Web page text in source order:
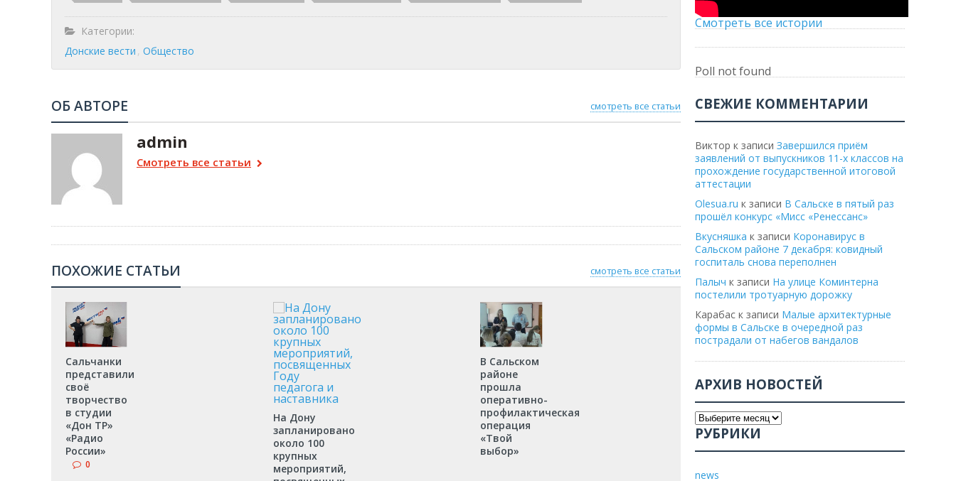
Категории:
Донские вести Общество
смотреть все статьи
ОБ АВТОРЕ
admin
Смотреть все статьи
смотреть все статьи
ПОХОЖИЕ СТАТЬИ
Сальчанки
представили
своё
творчество
в студии
«Дон ТР»
«Радио
России»
0
На Дону
запланировано
около 100
крупных
мероприятий,
В Сальском
районе
прошла
оперативно-
профилактическая
операция
«Твой
выбор»
Смотреть все истории
Poll not found
СВЕЖИЕ КОММЕНТАРИИ
Виктор к записи Завершился приём
заявлений от выпускников 11-х классов на
прохождение государственной итоговой
аттестации
Olesua.ru к записи В Сальске в пятый раз
прошёл конкурс «Мисс «Ренессанс»
Вкусняшка к записи Коронавирус в
Сальском районе 7 декабря: ковидный
госпиталь снова переполнен
Палыч к записи На улице Коминтерна
постелили тротуарную дорожку
Карабас к записи Малые архитектурные
формы в Сальске в очередной раз
пострадали от набегов вандалов
АРХИВ НОВОСТЕЙ
РУБРИКИ
news